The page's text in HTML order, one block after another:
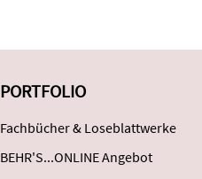
PORTFOLIO
Fachbücher & Loseblattwerke
BEHR'S...ONLINE Angebot